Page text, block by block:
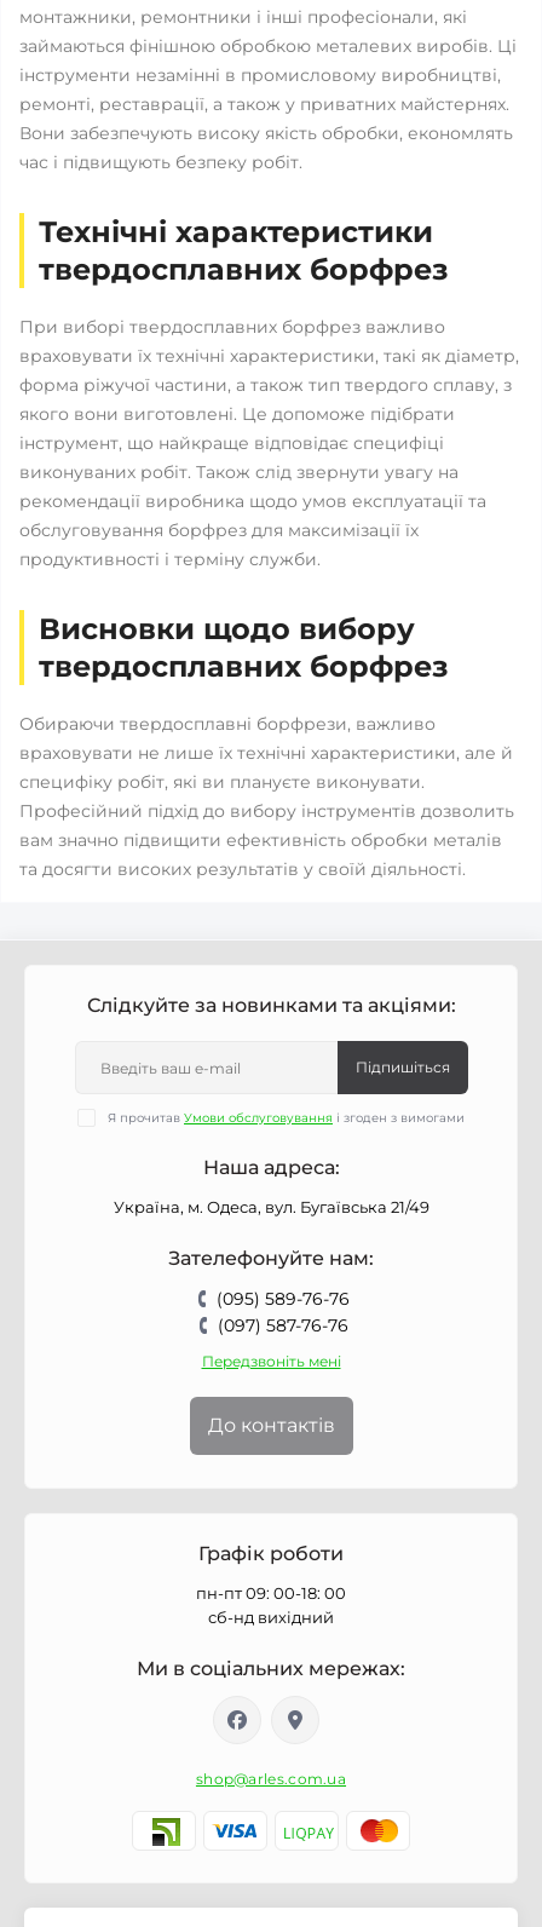
монтажники, ремонтники і інші професіонали, які
займаються фінішною обробкою металевих виробів. Ці
інструменти незамінні в промисловому виробництві,
ремонті, реставрації, а також у приватних майстернях.
Вони забезпечують високу якість обробки, економлять
час і підвищують безпеку робіт.
Технічні характеристики
твердосплавних борфрез
При виборі твердосплавних борфрез важливо
враховувати їх технічні характеристики, такі як діаметр,
форма ріжучої частини, а також тип твердого сплаву, з
якого вони виготовлені. Це допоможе підібрати
інструмент, що найкраще відповідає специфіці
виконуваних робіт. Також слід звернути увагу на
рекомендації виробника щодо умов експлуатації та
обслуговування борфрез для максимізації їх
продуктивності і терміну служби.
Висновки щодо вибору
твердосплавних борфрез
Обираючи твердосплавні борфрези, важливо
враховувати не лише їх технічні характеристики, але й
специфіку робіт, які ви плануєте виконувати.
Професійний підхід до вибору інструментів дозволить
вам значно підвищити ефективність обробки металів
та досягти високих результатів у своїй діяльності.
Слідкуйте за новинками та акціями:
Підпишіться
Я прочитав Умови обслуговування і згоден з вимогами
Наша адреса:
Україна, м. Одеса, вул. Бугаївська 21/49
Зателефонуйте нам:
(095) 589-76-76
(097) 587-76-76
Передзвоніть мені
До контактів
Графік роботи
пн-пт 09: 00-18: 00
сб-нд вихідний
Ми в соціальних мережах:
shop@arles.com.ua